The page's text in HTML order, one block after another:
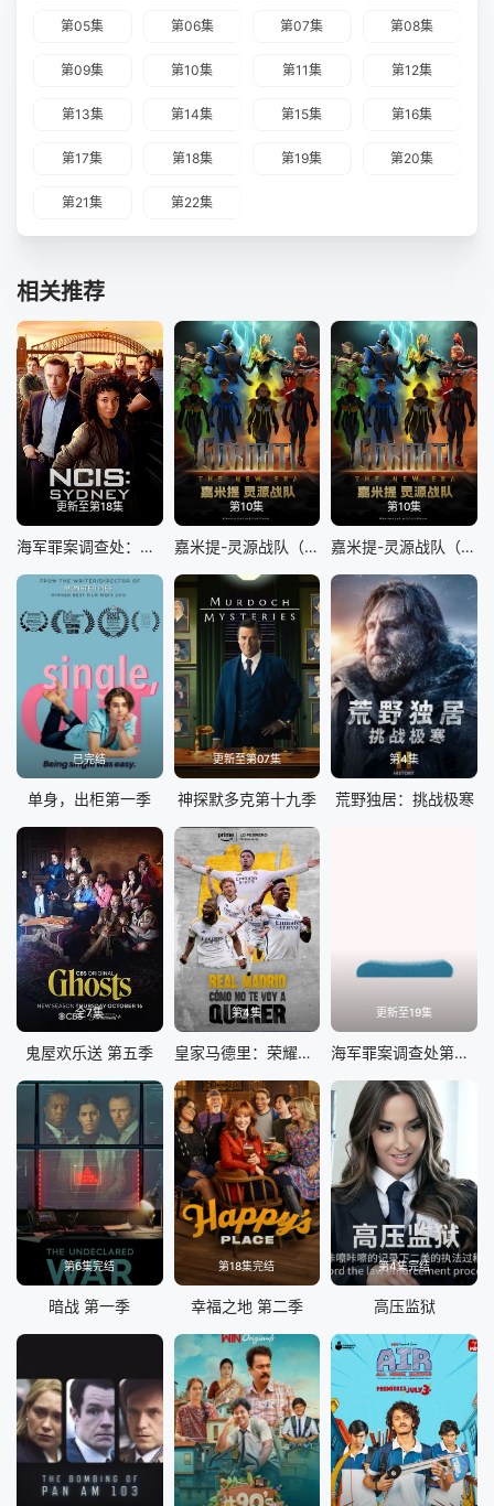
第05集 第06集 第07集 第08集
第09集 第10集 第11集 第12集
第13集 第14集 第15集 第16集
第17集 第18集 第19集 第20集
第21集 第22集
相关推荐
更新至第18集
海军罪案调查处：悉尼第三季
第10集
嘉米提-灵源战队​（英文版）
第10集
嘉米提-灵源战队（国语版）
已完结
单身，出柜第一季
更新至第07集
神探默多克第十九季
第4集
荒野独居：挑战极寒
全7集
鬼屋欢乐送 第五季
第4集
皇家马德里：荣耀所向，心之所往
更新至19集
海军罪案调查处第二十三季
第6集完结
暗战 第一季
第18集完结
幸福之地 第二季
第4集完结
高压监狱